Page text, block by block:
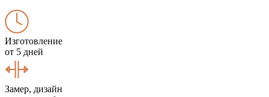
Изготовление
от 5 дней
Замер, дизайн